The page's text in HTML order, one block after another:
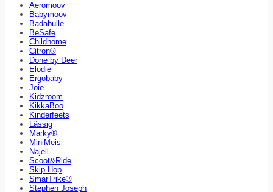
Aeromoov
Babymoov
Badabulle
BeSafe
Childhome
Citron®
Done by Deer
Elodie
Ergobaby
Joie
Kidzroom
KikkaBoo
Kinderfeets
Lässig
Marky®
MiniMeis
Najell
Scoot&Ride
Skip Hop
SmarTrike®
Stephen Joseph